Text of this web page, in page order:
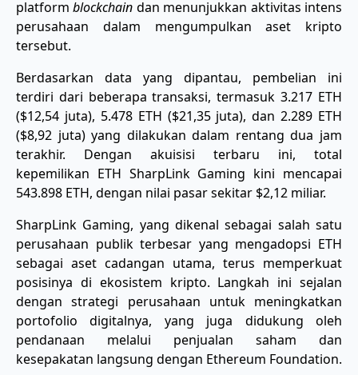
platformblockchain dan menunjukkan aktivitas intens
perusahaan dalam mengumpulkan aset kripto
tersebut.
Berdasarkan data yang dipantau, pembelian ini
terdiri dari beberapa transaksi, termasuk 3.217 ETH
($12,54 juta), 5.478 ETH ($21,35 juta), dan 2.289 ETH
($8,92 juta) yang dilakukan dalam rentang dua jam
terakhir. Dengan akuisisi terbaru ini, total
kepemilikan ETH SharpLink Gaming kini mencapai
543.898 ETH, dengan nilai pasar sekitar $2,12 miliar.
SharpLink Gaming, yang dikenal sebagai salah satu
perusahaan publik terbesar yang mengadopsi ETH
sebagai aset cadangan utama, terus memperkuat
posisinya di ekosistem kripto. Langkah ini sejalan
dengan strategi perusahaan untuk meningkatkan
portofolio digitalnya, yang juga didukung oleh
pendanaan melalui penjualan saham dan
kesepakatan langsung dengan Ethereum Foundation.